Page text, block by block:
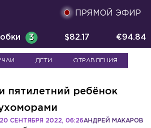
ПРЯМОЙ ЭФИР
3 $82.17 €94.84
ДЕТИ ОТРАВЛЕНИЯ
пятилетний ребёнок
АНДРЕЙ МАКАРОВ
20 СЕНТЯБРЯ 2022, 06:26